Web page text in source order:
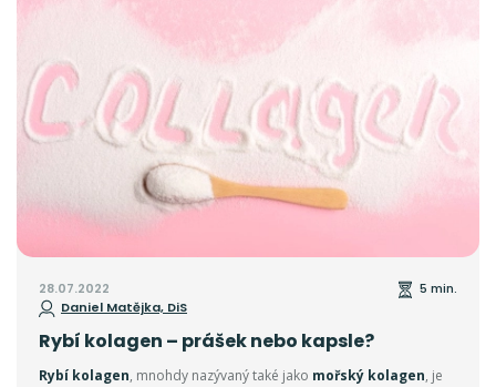
28.07.2022
Daniel Matějka, DiS
5 min.
Rybí kolagen – prášek nebo kapsle?
Rybí kolagen, mnohdy nazývaný také jako mořský kolagen, je